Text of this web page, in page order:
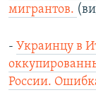
мигрантов.
- Украинцу в
России.